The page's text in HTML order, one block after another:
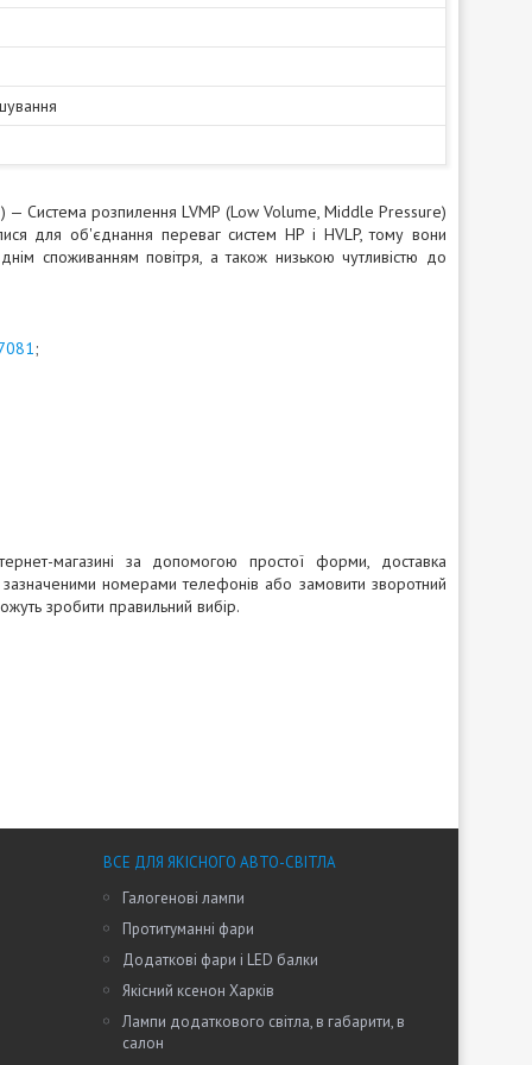
розпилення LVMP (Low Volume, Middle Pressure)
для об'єднання переваг систем HP і HVLP, тому вони
споживанням повітря, а також низькою чутливістю до
;
магазині за допомогою простої форми, доставка
номерами телефонів або замовити зворотний
зробити правильний вибір.
ВСЕ ДЛЯ ЯКІСНОГО АВТО-СВІТЛА
Галогенові лампи
Протитуманні фари
Додаткові фари і LED балки
Якісний ксенон Харків
Лампи додаткового світла, в габарити, в
салон